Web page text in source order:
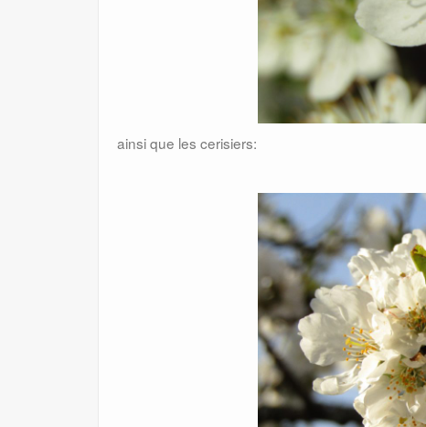
ainsi que les cerisiers: